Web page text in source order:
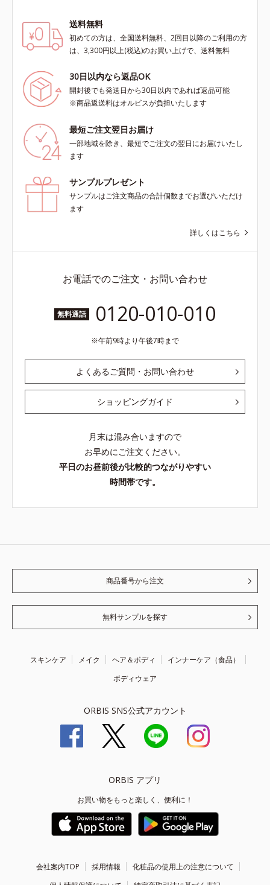
送料無料
初めての方は、全国送料無料、2回目以降のご利用の方
は、3,300円以上(税込)のお買い上げで、送料無料
30日以内なら返品OK
開封後でも発送日から30日以内であれば返品可能
※商品返送料はオルビスが負担いたします
最短ご注文翌日お届け
一部地域を除き、最短でご注文の翌日にお届けいたし
ます
サンプルプレゼント
サンプルはご注文商品の合計個数までお選びいただけ
ます
詳しくはこちら
お電話でのご注文・お問い合わせ
無料通話 0120-010-010
午前9時より午後7時まで
よくあるご質問・お問い合わせ
ショッピングガイド
月末は混み合いますので
お早めにご注文ください。
平日のお昼前後が比較的つながりやすい
時間帯です。
商品番号から注文
無料サンプルを探す
スキンケア メイク ヘア＆ボディ
インナーケア（食品）
ボディウェア
ORBIS SNS公式アカウント
ORBIS アプリ
お買い物をもっと楽しく、便利に！
会社案内TOP 採用情報
化粧品の使用上の注意について